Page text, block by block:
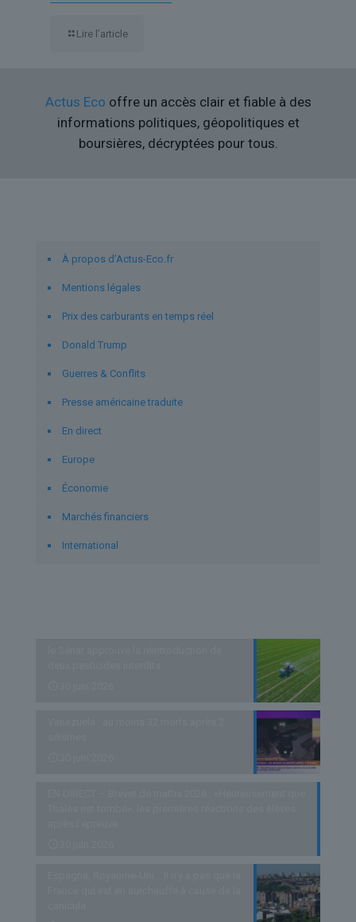
Lire l’article
Actus Eco offre un accès clair et fiable à des
informations politiques, géopolitiques et
boursières, décryptées pour tous.
À propos d’Actus-Eco.fr
Mentions légales
Prix des carburants en temps réel
Donald Trump
Guerres & Conflits
Presse américaine traduite
En direct
Europe
Économie
Marchés financiers
International